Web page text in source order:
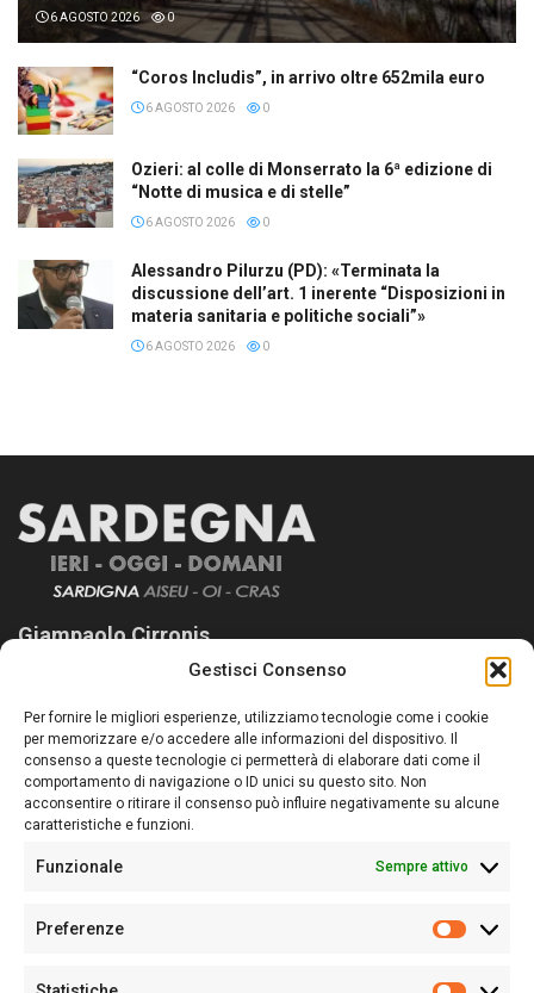
Gestisci Consenso
Per fornire le migliori esperienze, utilizziamo tecnologie come i cookie
per memorizzare e/o accedere alle informazioni del dispositivo. Il
consenso a queste tecnologie ci permetterà di elaborare dati come il
comportamento di navigazione o ID unici su questo sito. Non
acconsentire o ritirare il consenso può influire negativamente su alcune
caratteristiche e funzioni.
Funzionale Sempre attivo
Preferenze
6 AGOSTO 2026 0
“Coros Includis”, in arrivo oltre 652mila euro
6 AGOSTO 2026 0
Ozieri: al colle di Monserrato la 6ª edizione di
“Notte di musica e di stelle”
6 AGOSTO 2026 0
Alessandro Pilurzu (PD): «Terminata la
discussione dell’art. 1 inerente “Disposizioni in
materia sanitaria e politiche sociali”»
6 AGOSTO 2026 0
Giampaolo Cirronis
Sardegna Ieri-Oggi-Domani nasce per informare “liberamente” i
lettori su quanto accade in Sardegna, con un occhio rivolto al
nostro passato e, soprattutto, al nostro futuro
Follow Us
Sede:Via Cristoforo Colombo 09013 Carbonia
Partita IVA02270380922